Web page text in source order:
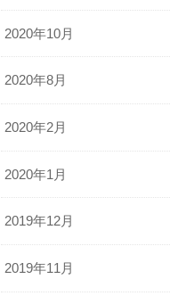
2020年10月
2020年8月
2020年2月
2020年1月
2019年12月
2019年11月